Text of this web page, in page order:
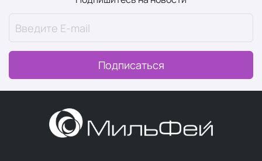
Подписаться